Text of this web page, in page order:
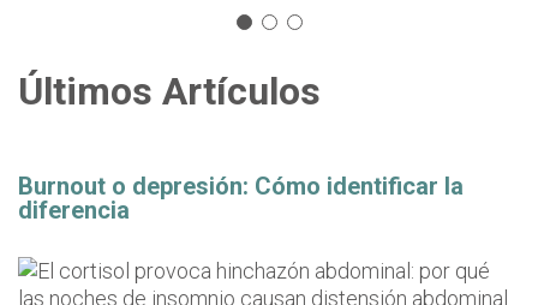
Últimos Artículos
Burnout o depresión: Cómo identificar la
diferencia